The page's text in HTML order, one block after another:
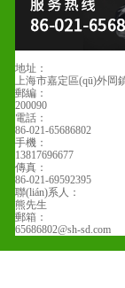
地址：
上海市嘉定區(qū)外岡
郵編：
200090
電話：
86-021-65686802
手機：
13817696677
傳真：
86-021-69592395
聯(lián)系人：
熊先生
郵箱：
65686802@sh-sd.com